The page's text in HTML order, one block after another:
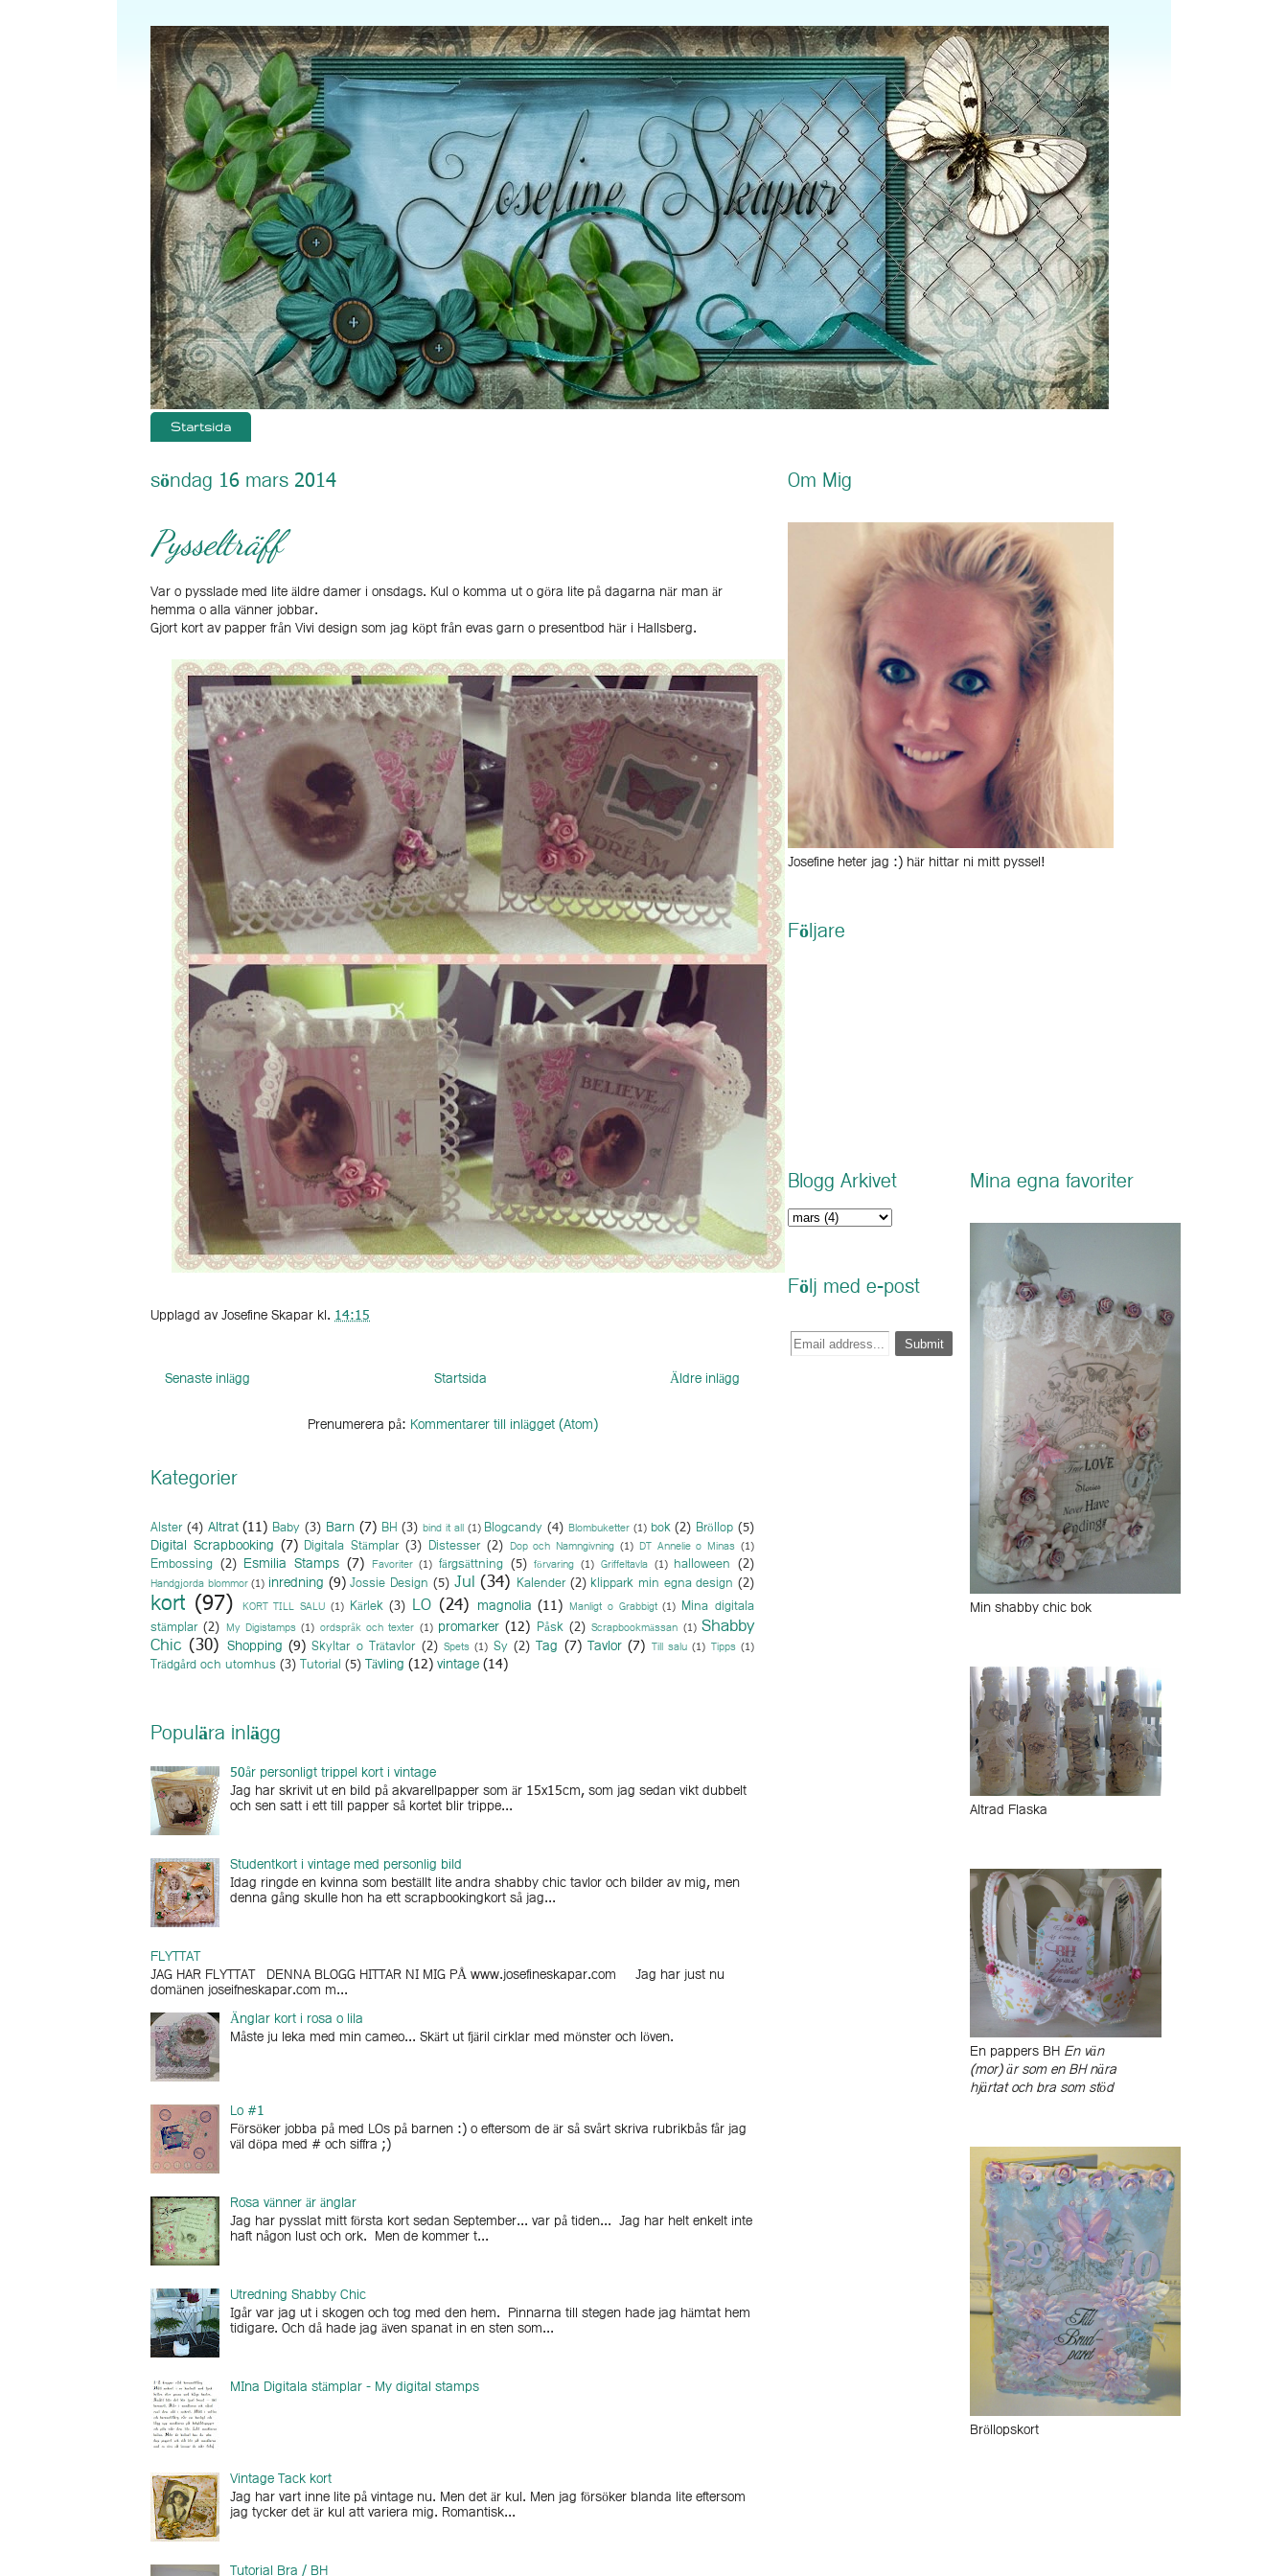
Startsida
söndag 16 mars 2014
Pysselträff
Var o pysslade med lite äldre damer i onsdags. Kul o komma ut o göra lite på dagarna när man är
hemma o alla vänner jobbar.
Gjort kort av papper från Vivi design som jag köpt från evas garn o presentbod här i Hallsberg.
Upplagd avJosefine Skapar kl. 14:15
Senaste inlägg Äldre inlägg
Startsida
Prenumerera på: Kommentarer till inlägget (Atom)
Kategorier
Alster (4) Altrat (11) Baby (3) Barn (7) BH (3) bind it all (1) Blogcandy (4) Blombuketter (1) bok (2) Bröllop (5)
Digital Scrapbooking (7) Digitala Stämplar (3) Distesser (2) Dop och Namngivning (1) DT Annelie o Minas (1)
Embossing (2) Esmilia Stamps (7) Favoriter (1) färgsättning (5) förvaring (1) Griffeltavla (1) halloween (2)
Handgjorda blommor (1) inredning (9) Jossie Design (5) Jul (34) Kalender (2) klippark min egna design (2)
kort (97) KORT TILL SALU (1) Kärlek (3) LO (24) magnolia (11) Manligt o Grabbigt (1) Mina digitala
stämplar (2) My Digistamps (1) ordspråk och texter (1) promarker (12) Påsk (2) Scrapbookmässan (1) Shabby
Chic (30) Shopping (9) Skyltar o Trätavlor (2) Spets (1) Sy (2) Tag (7) Tavlor (7) Till salu (1) Tipps (1)
Trädgård och utomhus (3) Tutorial (5) Tävling (12)vintage(14)
Populära inlägg
50år personligt trippel kort i vintage
Jag har skrivit ut en bild på akvarellpapper som är 15x15cm, som jag sedan vikt dubbelt
och sen satt i ett till papper så kortet blir trippe...
Studentkort i vintage med personlig bild
Idag ringde en kvinna som beställt lite andra shabby chic tavlor och bilder av mig, men
denna gång skulle hon ha ett scrapbookingkort så jag...
FLYTTAT
JAG HAR FLYTTAT DENNA BLOGG HITTAR NI MIG PÅ www.josefineskapar.com Jag har just nu
domänen joseifneskapar.com m...
Änglar kort i rosa o lila
Måste ju leka med min cameo... Skärt ut fjäril cirklar med mönster och löven.
Lo #1
Försöker jobba på med LOs på barnen :) o eftersom de är så svårt skriva rubrikbås får jag
väl döpa med # och siffra ;)
Rosa vänner är änglar
Jag har pysslat mitt första kort sedan September... var på tiden... Jag har helt enkelt inte
haft någon lust och ork. Men de kommer t...
Utredning Shabby Chic
Igår var jag ut i skogen och tog med den hem. Pinnarna till stegen hade jag hämtat hem
tidigare. Och då hade jag även spanat in en sten som...
MIna Digitala stämplar - My digital stamps
Vintage Tack kort
Jag har vart inne lite på vintage nu. Men det är kul. Men jag försöker blanda lite eftersom
jag tycker det är kul att variera mig. Romantisk...
Tutorial Bra / BH
Om Mig
Josefine heter jag :) här hittar ni mitt pyssel!
Följare
Blogg Arkivet
Följ med e-post
Mina egna favoriter
Min shabby chic bok
Altrad Flaska
En pappers BH En vän
(mor) är som en BH nära
hjärtat och bra som stöd
Bröllopskort